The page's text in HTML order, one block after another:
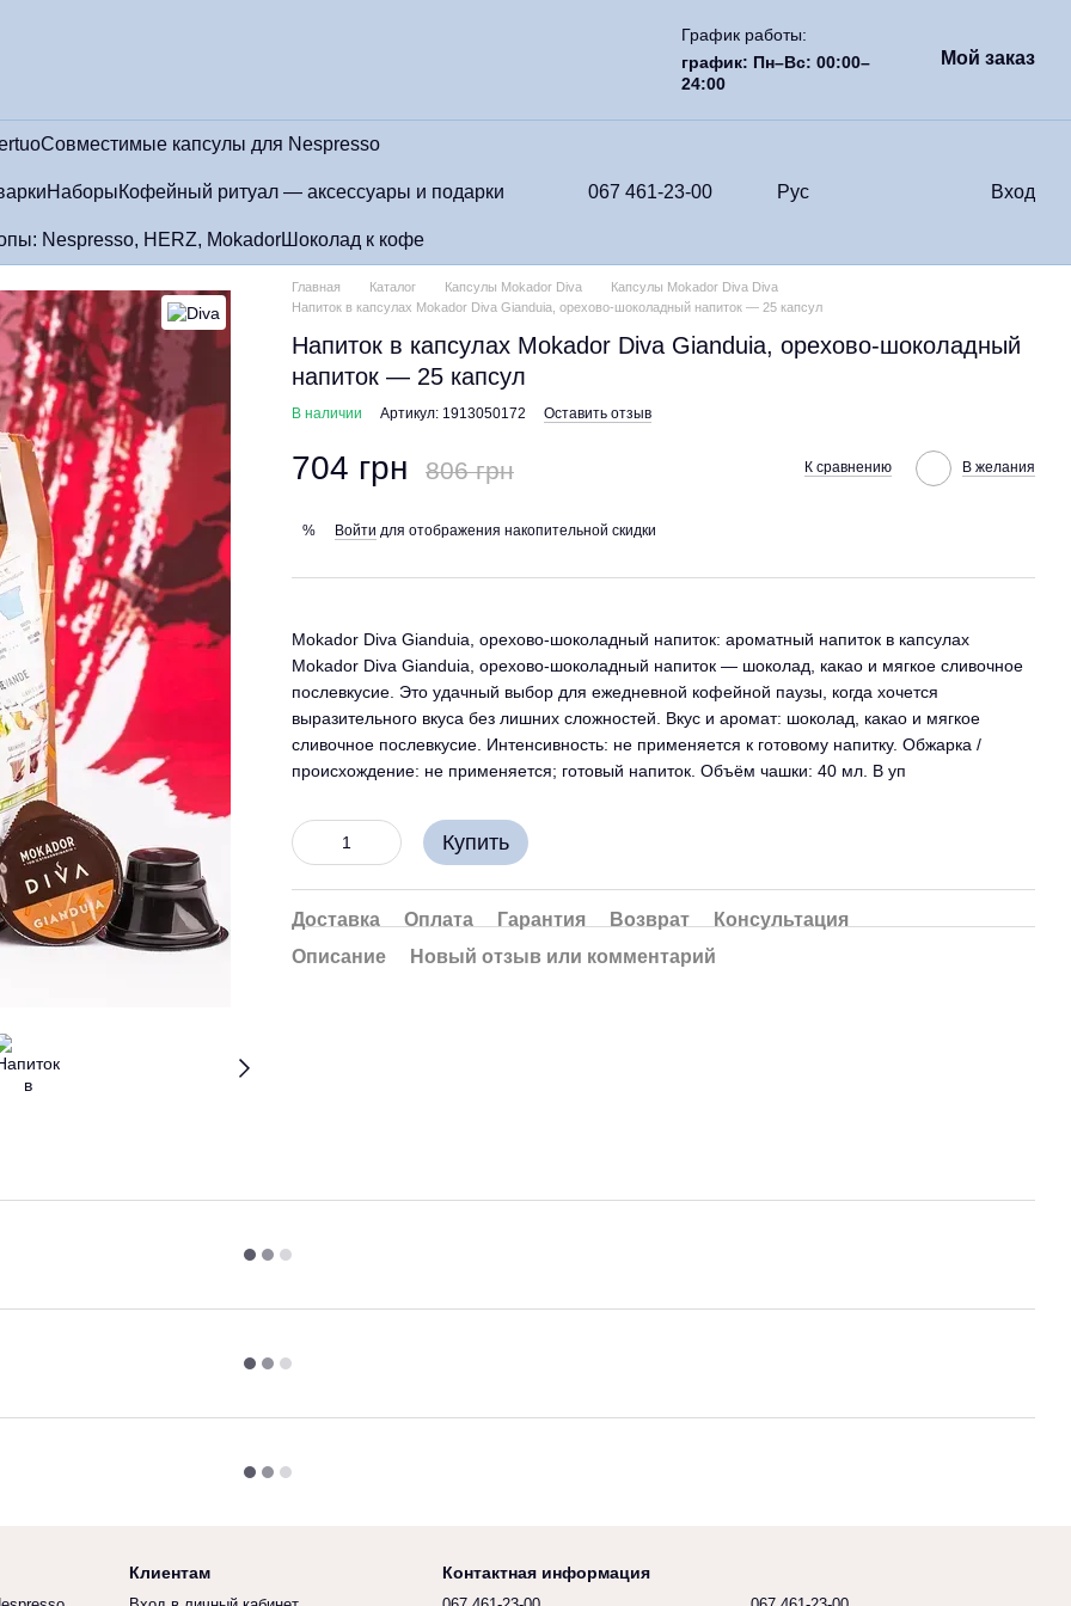
График работы:
график: Пн–Вс: 00:00–
24:00
Мой заказ
Совместимые капсулы для Nespresso
НаборыКофейный ритуал — аксессуары и подарки
Nespresso, HERZ, MokadorШоколад к кофе
067 461-23-00 Рус Вход
Главная Каталог Капсулы Mokador Diva
Капсулы Mokador Diva Diva
Напиток в капсулах Mokador Diva Gianduia, орехово-шоколадный напиток — 25 капсул
Напиток в капсулах Mokador Diva Gianduia, орехово-шоколадный
напиток — 25 капсул
В наличии Артикул: 1913050172 Оставить отзыв
704 грн 806 грн К сравнению В желания
% Войти для отображения накопительной скидки
Mokador Diva Gianduia, орехово-шоколадный напиток: ароматный напиток в капсулах
Mokador Diva Gianduia, орехово-шоколадный напиток — шоколад, какао и мягкое сливочное
послевкусие. Это удачный выбор для ежедневной кофейной паузы, когда хочется
выразительного вкуса без лишних сложностей. Вкус и аромат: шоколад, какао и мягкое
сливочное послевкусие. Интенсивность: не применяется к готовому напитку. Обжарка /
происхождение: не применяется; готовый напиток. Объём чашки: 40 мл. В уп
Купить
Доставка Оплата Гарантия Возврат
Консультация
Описание
Новый отзыв или комментарий
Клиентам Контактная информация